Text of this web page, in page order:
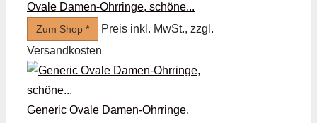
Ovale Damen-Ohrringe, schöne...
Zum Shop *
Preis inkl. MwSt., zzgl.
Versandkosten
Generic Ovale Damen-Ohrringe,